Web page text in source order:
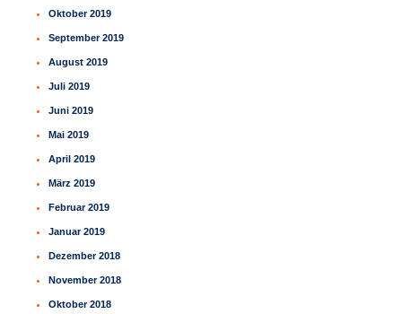
Oktober 2019
September 2019
August 2019
Juli 2019
Juni 2019
Mai 2019
April 2019
März 2019
Februar 2019
Januar 2019
Dezember 2018
November 2018
Oktober 2018